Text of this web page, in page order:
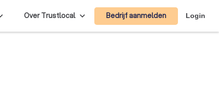
Over Trustlocal Bedrijf aanmelden Login